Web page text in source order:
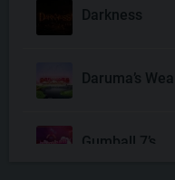
Darkness
Daruma’s
Gumball 7’s